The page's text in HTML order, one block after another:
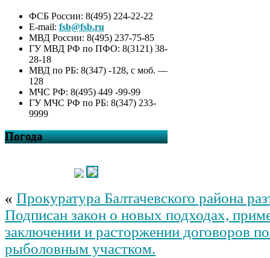
ФСБ России: 8(495) 224-22-22
E-mail: fsb@fsb.ru
МВД России: 8(495) 237-75-85
ГУ МВД РФ по ПФО: 8(3121) 38-
28-18
МВД по РБ: 8(347) -128, с моб. —
128
МЧС РФ: 8(495) 449 -99-99
ГУ МЧС РФ по РБ: 8(347) 233-
9999
Погода
« Прокуратура Балтачевского района
Подписан закон о новых подходах,
заключении и расторжении договоров
рыболовным участком.